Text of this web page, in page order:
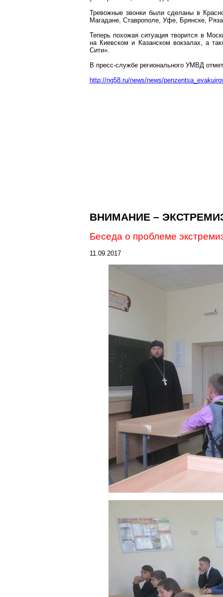
Тревожные звонки были сделаны в
Магадане, Ставрополе, Уфе, Брянске,
Теперь похожая ситуация творится в
на Киевском и Казанском вокзалах, а
Сити».
В пресс-службе регионального УМВД
http://ng58.ru/news/news/
ВНИМАНИЕ –
Беседа о проблеме
11.09.2017